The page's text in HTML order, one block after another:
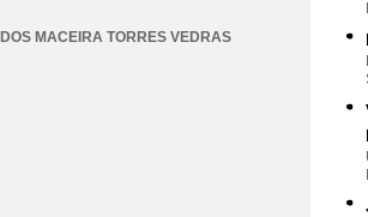
MACEIRA TORRES VEDRAS